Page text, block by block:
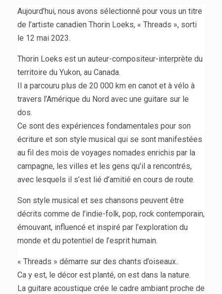
Aujourd’hui, nous avons sélectionné pour vous un titre
de l’artiste canadien Thorin Loeks, « Threads », sorti
le 12 mai 2023.
Thorin Loeks est un auteur-compositeur-interprète du
territoire du Yukon, au Canada.
Il a parcouru plus de 20 000 km en canot et à vélo à
travers l’Amérique du Nord avec une guitare sur le
dos.
Ce sont des expériences fondamentales pour son
écriture et son style musical qui se sont manifestées
au fil des mois de voyages nomades enrichis par la
campagne, les villes et les gens qu’il a rencontrés,
avec lesquels il s’est lié d’amitié en cours de route.
Son style musical et ses chansons peuvent être
décrits comme de l’indie-folk, pop, rock contemporain,
émouvant, influencé et inspiré par l’exploration du
monde et du potentiel de l’esprit humain.
« Threads » démarre sur des chants d’oiseaux..
Ca y est, le décor est planté, on est dans la nature.
La guitare acoustique crée le cadre ambiant proche de